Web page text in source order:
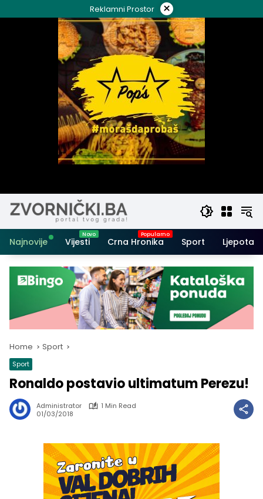
to
Reklamni Prostor ×
Najnovije Vijesti Crna Hronika Sport Ljepota i
Home Sport
Sport
Ronaldo postavio ultimatum Perezu!
Administrator
1 Min Read
01/03/2018